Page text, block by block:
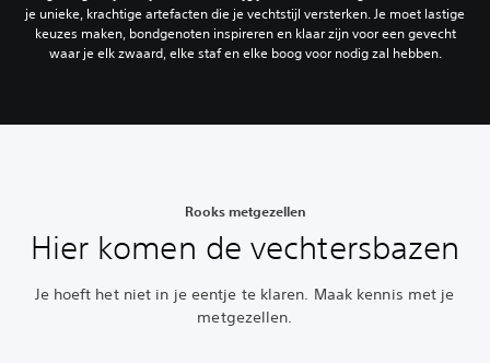
je unieke, krachtige artefacten die je vechtstijl versterken. Je moet lastige
keuzes maken, bondgenoten inspireren en klaar zijn voor een gevecht
waar je elk zwaard, elke staf en elke boog voor nodig zal hebben.
Rooks metgezellen
Hier komen de vechtersbazen
Je hoeft het niet in je eentje te klaren. Maak kennis met je
metgezellen.